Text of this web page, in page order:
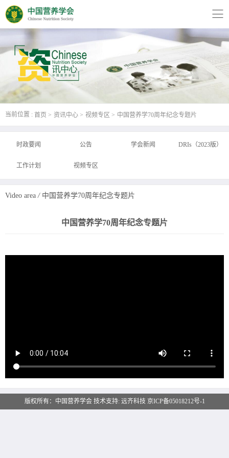
当前位置 : 首页 资讯中心 视频专区 中国营养学70周年纪念专题片
时政要闻 公告 学会新闻 DRIs（2023版）
工作计划 视频专区
Video area / 中国营养学70周年纪念专题片
中国营养学70周年纪念专题片
版权所有：中国营养学会 技术支持: 远齐科技 京ICP备05018212号-1